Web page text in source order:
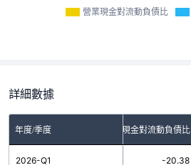
營業現金對流動負債比
詳細數據
年度/季度 營業現金對流動負債比
2026-Q1 -20.38